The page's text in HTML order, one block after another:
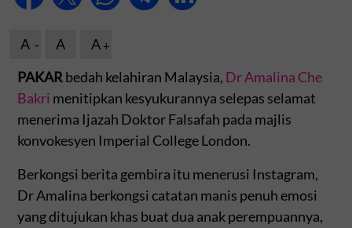
A A
A
PAKARbedah kelahiran Malaysia, Dr Amalina Che
Bakri menitipkan kesyukurannya selepas selamat
menerima Ijazah Doktor Falsafah pada majlis
konvokesyen Imperial College London.
Berkongsi berita gembira itu menerusi Instagram,
Dr Amalina berkongsi catatan manis penuh emosi
yang ditujukan khas buat dua anak perempuannya,